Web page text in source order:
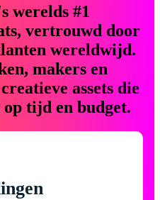
werelds #1
vertrouwd door
wereldwijd.
makers en
assets die
tijd en budget.